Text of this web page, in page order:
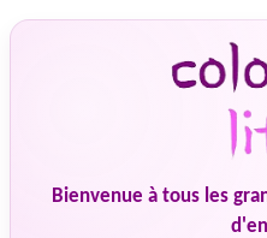
Bienvenue à tous les